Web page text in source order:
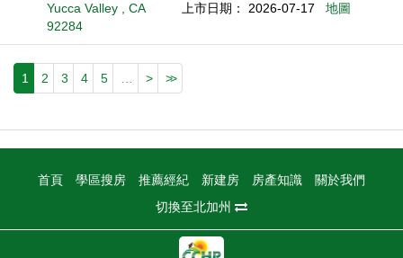
Yucca Valley , CA
92284
上市日期： 2026-07-17
地圖
1 2 3 4 5 > >>
首頁 學區搜房 推薦經紀 新建房 房產知識
關於我們
切換至北加州